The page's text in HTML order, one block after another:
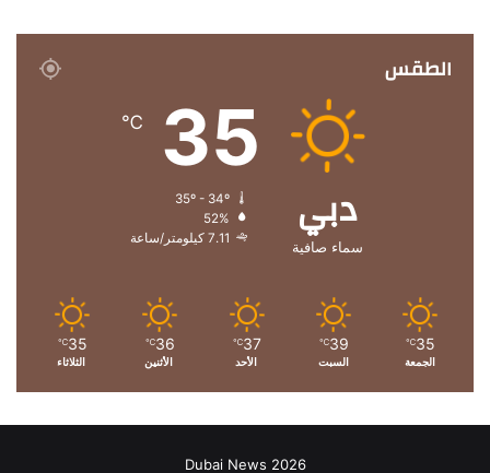
الطقس
دبي
سماء صافية
35
℃
52%
7.11 كيلومتر/ساعة
35
℃
الجمعة
39
℃
السبت
37
℃
الأحد
36
℃
الأثنين
35
℃
الثلاثاء
Dubai News 2026